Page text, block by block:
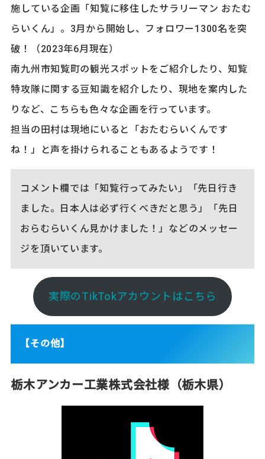
施している企画「知覧に移住したサラリーマン おたむ
らいくん」。3月から開始し、フォロワー1300名を突
破！（2023年6月現在）
南九州市知覧町の観光スポットをご紹介したり、知覧
特攻隊に関する豆知識を紹介したり、現地を案内した
りなど、こちらも色々な企画を行っています。
担当の田村は現地にいると「おたむらいくんです
ね！」と声を掛けられることもあるようです！
コメント欄では「知覧行ってみたい」「先日行き
ました。日本人は必ず行くべきだと思う」「先日
おらむらいくん見かけました！」などのメッセー
ジを頂いています。
実際のTikTokアカウントはこちら
【その他】
栃木アンカー工業株式会社様 （栃木県）